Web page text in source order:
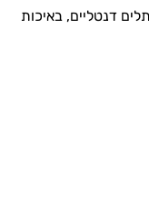
דנטליים, באיכות